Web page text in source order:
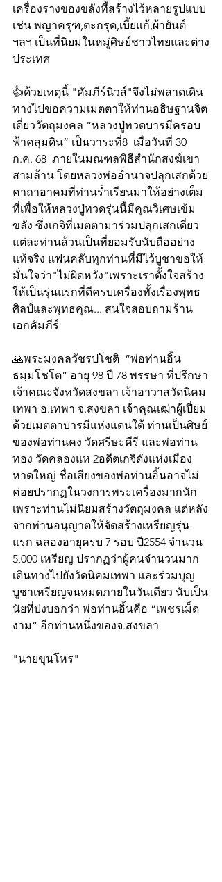
เครื่องรางของขลังที้สร้างไว้หลายรูปแบบ
เช่น พญาครุฑ,ตะกรุด,เบี้ยแก้,ผ้ายันต์
ฯลฯ เป็นที่นิยมในหมู่ศิษย์ชาวไทยและต่าง
ประเทศ
👍ด้วยเหตุนี้ "คัมภีร์นิวส์"จึงไม่พลาดเดิน
ทางไปขอความเมตตาให้ท่านอธิษฐานจิต
เดี่ยววัตถุมงคล “หลวงปู่ทวดบารมีครอบ
ฟ้าคลุมดิน” เป็นวาระที่8  เมื่อวันที่ 30
ก.ค. 68  ภายในมณฑลพิธีสำนักสงฆ์เขา
สามล้าน โดยหลวงพ่ออำนาจปลุกเสกด้วย
คาถาอาคมที่ท่านร่ำเรียนมาให้อย่างเต็ม
ที่เพื่อให้หลวงปู่ทวดรุ่นนี้มีคุณวิเศษเข้ม
ขลัง ซึ่งเกจิที่เมตตามาร่วมปลุกเสกเดี่ยว
แต่ละท่านล้วนเป็นที่ยอมรับนับถืออย่าง
แท้จริง แฟนคลับทุกท่านที่มีไว้บูชาขอให้
มั่นใจว่า"ไม่ผิดหวัง"เพราะเราตั้งใจสร้าง
ให้เป็นรุ่นแรกที่ดีครบเครื่องทั้งเรื่องพุทธ
ศิลป์และพุทธคุณ... สนใจสอบถามร้าน
เอกคัมภีร์
🙏พระมงคลวัชรปโชติ  ”พ่อท่านอิ้น
ธมฺมโชโต” อายุ 98 ปี 78 พรรษา ที่ปรึกษา
เจ้าคณะจังหวัดสงขลา เจ้าอาวาสวัดนิคม
เทพา อ.เทพา จ.สงขลา เจ้าคุณเฒ่าผู้เปี่ยม
ด้วยเมตตาบารมีแห่งแดนใต้ ท่านเป็นศิษย์
ของพ่อท่านคง วัดศรีษะคีรี และพ่อท่าน
ทอง วัดคลองแห 2อดีตเกจิดังแห่งเมือง
หาดใหญ่ ชื่อเสียงของพ่อท่านอิ้นอาจไม่
ค่อยปรากฏในวงการพระเครื่องมากนัก
เพราะท่านไม่นิยมสร้างวัตถุมงคล แต่หลัง
จากท่านอนุญาตให้จัดสร้างเหรียญรุ่น
แรก ฉลองอายุครบ 7 รอบ ปี2554 จำนวน
5,000 เหรียญ ปรากฏว่าผู้คนจำนวนมาก
เดินทางไปยังวัดนิคมเทพา และร่วมบุญ
บูชาเหรียญจนหมดภายในวันเดียว นับเป็น
นัยที่บ่งบอกว่า พ่อท่านอิ้นคือ “เพชรเม็ด
งาม” อีกท่านหนึ่งของจ.สงขลา
"นายขุนโหร"